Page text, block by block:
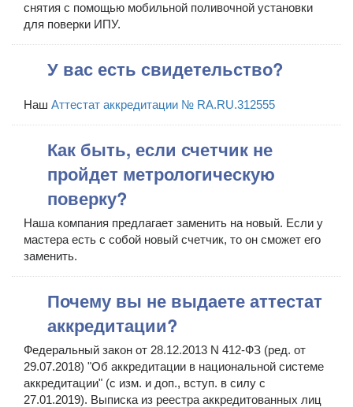
снятия с помощью мобильной поливочной установки
для поверки ИПУ.
У вас есть свидетельство?
Наш Аттестат аккредитации № RA.RU.312555
Как быть, если счетчик не
пройдет метрологическую
поверку?
Наша компания предлагает заменить на новый. Если у
мастера есть с собой новый счетчик, то он сможет его
заменить.
Почему вы не выдаете аттестат
аккредитации?
Федеральный закон от 28.12.2013 N 412-ФЗ (ред. от
29.07.2018) "Об аккредитации в национальной системе
аккредитации" (с изм. и доп., вступ. в силу с
27.01.2019). Выписка из реестра аккредитованных лиц